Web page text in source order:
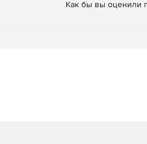
Как бы вы оценили